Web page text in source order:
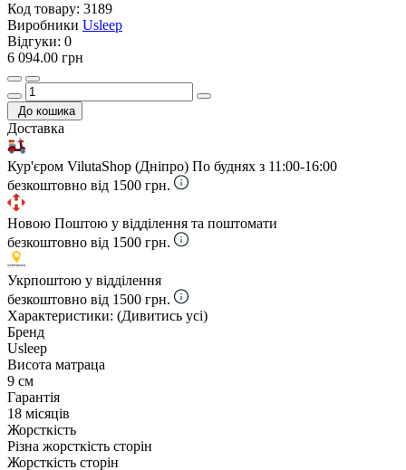
Код товару: 3189
Виробники Usleep
Відгуки: 0
6 094.00 грн
До кошика
Доставка
Кур'єром VilutaShop (Дніпро) По буднях з 11:00-16:00
безкоштовно від 1500 грн.
Новою Поштою у відділення та поштомати
безкоштовно від 1500 грн.
Укрпоштою у відділення
безкоштовно від 1500 грн.
Характеристики: (Дивитись усі)
Бренд
Usleep
Висота матраца
9 см
Гарантія
18 місяців
Жорсткість
Різна жорсткість сторін
Жорсткість сторін